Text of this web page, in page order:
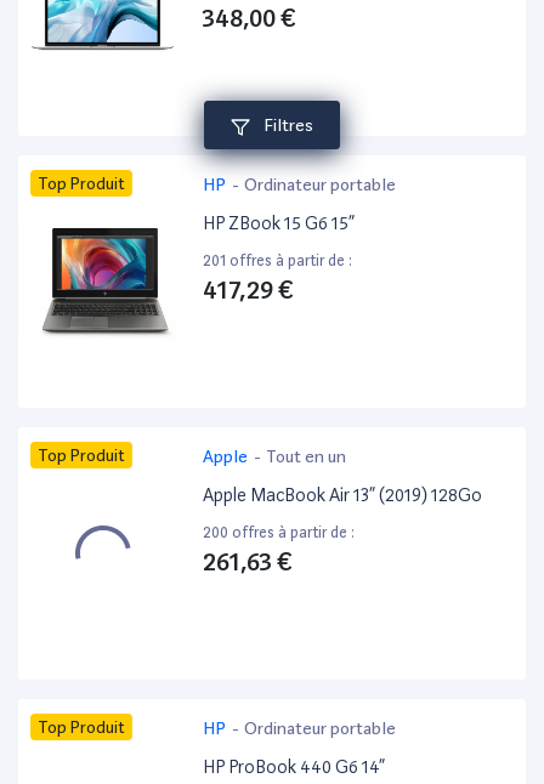
Filtres
348,00 €
Top Produit HP - Ordinateur portable
HP ZBook 15 G6 15”
201 offres à partir de :
417,29 €
Top Produit Apple - Tout en un
Apple MacBook Air 13” (2019) 128Go
200 offres à partir de :
261,63 €
Top Produit HP - Ordinateur portable
HP ProBook 440 G6 14”